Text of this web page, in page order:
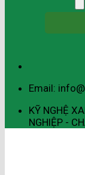
Email:
KỸ NGHỆ
NGHIỆP -